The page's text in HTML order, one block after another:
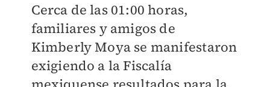
Cerca de las 01:00 horas,
familiares y amigos de
Kimberly Moya se manifestaron
exigiendo a la Fiscalía